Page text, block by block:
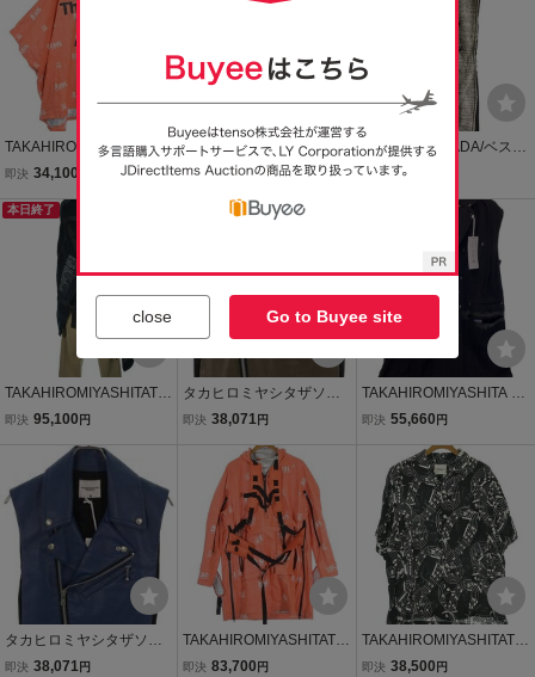
TAKAHIROMIYASHITATh
eSoloist. ブルゾン（その
シタザソロイスト 中古
即決 34,100
新品★TAKAHIRO MIYAS
HITA The SoloIst. タカヒ
★中綿ベスト ジレ★サイ
即決 39,800円
NADA NOT NADA/ベスト/
2/コットン/GRY/サイドジ
即決 10,560
本日終了
TAKAHIROMIYASHITATh
eSoloist. ブルゾン（その
シタザソロイスト 中古
古着
即決 95,100 円
タカヒロミヤシタザソロ
イスト サイズ:46 sj.0017
クルフェイクレザーベス
ト 中古 BS99
即決 38,071円
TAKAHIROMIYASHITA Th
eSoloist.◆sleeveless sid
ト/46/カシミア/sj.0012SS
即決 55,660 円
タカヒロミヤシタザソロ
イスト サイズ:46 sj.0017
即決 38,071 円
TAKAHIROMIYASHITATh
eSoloist. ブルゾン（その
即決 83,700 円
TAKAHIROMIYASHITATh
eSoloist. カジュアルシャ
即決 38,500 円
close Go to Buyee site